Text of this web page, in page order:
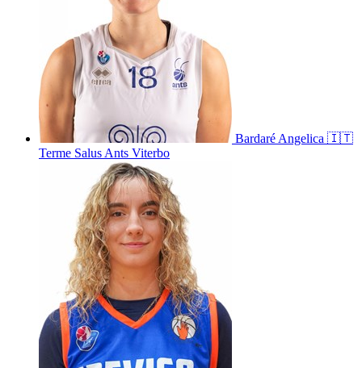
Bardaré Angelica 🇮🇹
Terme Salus Ants Viterbo